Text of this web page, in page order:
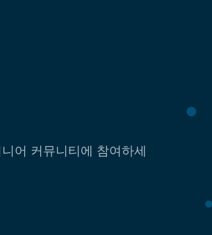
어 커뮤니티에 참여하세